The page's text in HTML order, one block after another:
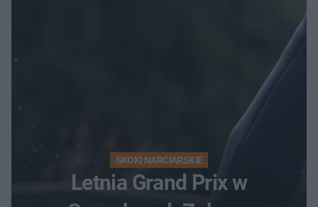
SKOKI NARCIARSKIE
Letnia Grand Prix w